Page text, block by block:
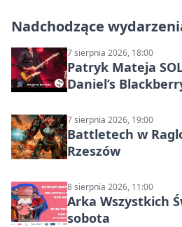
Nadchodzące
7 sierpnia 2026, 18:00
Patryk Mateja
Daniel’s
7 sierpnia 2026, 19:00
Battletech w
Rzeszów
8 sierpnia 2026, 11:00
Arka Wszystkich
sobota